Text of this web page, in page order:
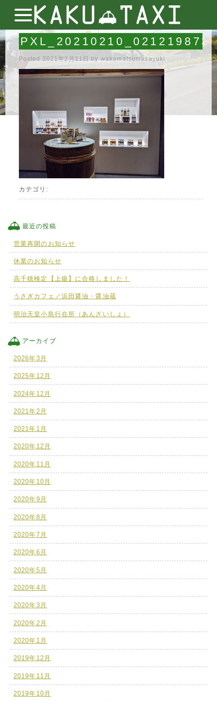
PXL_20210210_021219873
Posted 2021年2月11日 by wakamatsumasayuki
カテゴリ:
最近の投稿
営業再開のお知らせ
休業のお知らせ
高千穂検定【上級】に合格しました！
うさぎカフェ／浜田醤油・醤油蔵
明治天皇小島行在所（あんざいしょ）
アーカイブ
2026年3月
2025年12月
2024年12月
2021年2月
2021年1月
2020年12月
2020年11月
2020年10月
2020年9月
2020年8月
2020年7月
2020年6月
2020年5月
2020年4月
2020年3月
2020年2月
2020年1月
2019年12月
2019年11月
2019年10月